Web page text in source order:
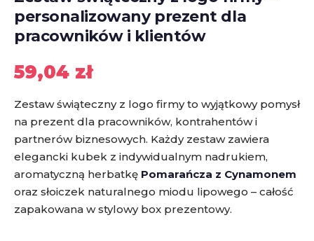
personalizowany prezent dla
pracowników i klientów
59,04 zł
Zestaw świąteczny z logo firmy to wyjątkowy pomysł
na prezent dla pracowników, kontrahentów i
partnerów biznesowych. Każdy zestaw zawiera
elegancki kubek z indywidualnym nadrukiem,
aromatyczną herbatkę Pomarańcza z Cynamonem
oraz słoiczek naturalnego miodu lipowego – całość
zapakowana w stylowy box prezentowy.